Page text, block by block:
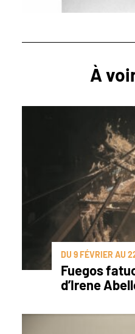
À
DU 9 FÉVRIER AU
Fuegos
d’Irene